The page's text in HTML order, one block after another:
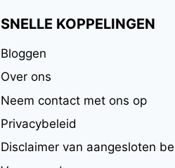
SNELLE KOPPELINGEN
Bloggen
Over ons
Neem contact met ons op
Privacybeleid
Disclaimer van aangesloten